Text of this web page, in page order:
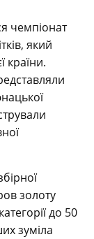
чемпіонат
який
країни.
золоту
до 50
зуміла